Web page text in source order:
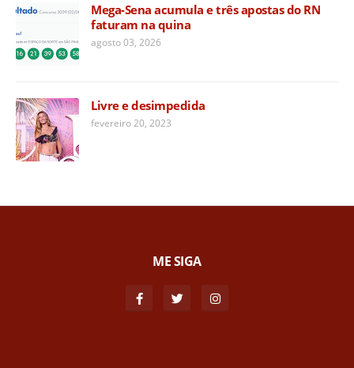
Mega-Sena acumula e três apostas do RN
faturam na quina
agosto 03, 2026
Livre e desimpedida
fevereiro 20, 2023
ME SIGA